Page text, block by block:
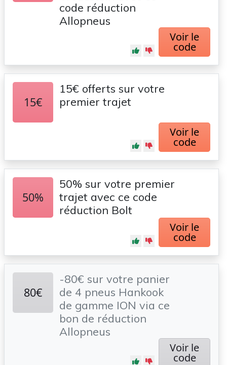
code réduction
Allopneus
Voir le
code
15€
15€ offerts sur votre
premier trajet
Voir le
code
50%
50% sur votre premier
trajet avec ce code
réduction Bolt
Voir le
code
80€
-80€ sur votre panier
de 4 pneus Hankook
de gamme ION via ce
bon de réduction
Allopneus
Voir le
code